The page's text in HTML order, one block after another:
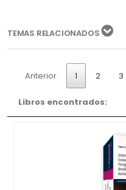
TEMAS RELACIONADOS
Anterior 1 2 3
Libros encontrados: